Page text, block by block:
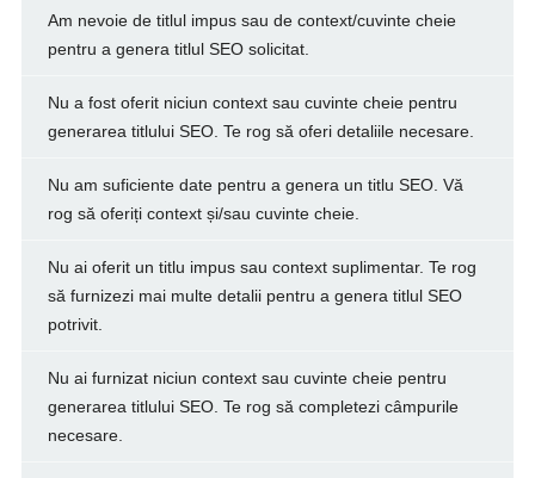
Am nevoie de titlul impus sau de context/cuvinte cheie
pentru a genera titlul SEO solicitat.
Nu a fost oferit niciun context sau cuvinte cheie pentru
generarea titlului SEO. Te rog să oferi detaliile necesare.
Nu am suficiente date pentru a genera un titlu SEO. Vă
rog să oferiți context și/sau cuvinte cheie.
Nu ai oferit un titlu impus sau context suplimentar. Te rog
să furnizezi mai multe detalii pentru a genera titlul SEO
potrivit.
Nu ai furnizat niciun context sau cuvinte cheie pentru
generarea titlului SEO. Te rog să completezi câmpurile
necesare.